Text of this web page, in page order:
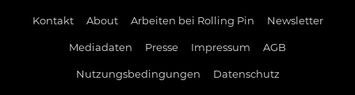
Kontakt About Arbeiten bei Rolling Pin
Newsletter
Mediadaten
Presse Impressum
AGB
Nutzungsbedingungen
Datenschutz